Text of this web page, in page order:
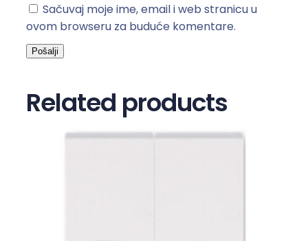
o
l
i
n
Sačuvaj moje ime, email i web stranicu u
ovom browseru za buduće komentare.
Related products